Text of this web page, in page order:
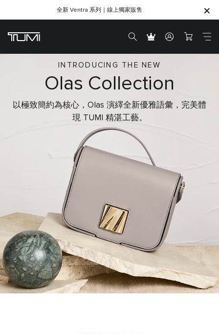
SHOP GIFTS
SHOP GIFTS
全新 Ventra 系列｜線上獨家販售
INTRODUCING THE NEW
Olas Collection
以極致簡約為核心，Olas 演繹全新優雅語彙，完美體
現 TUMI 精湛工藝。